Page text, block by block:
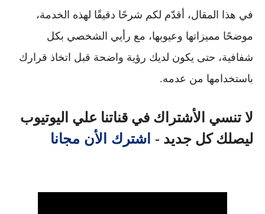
في هذا المقال، أقدّم لكم شرحًا دقيقًا لهذه الخدمة،
موضحًا مميزاتها وعيوبها، مع رأيي الشخصي بكل
شفافية، حتى يكون لديك رؤية واضحة قبل اتخاذ قرارك
باستخدامها من عدمه.
لا تنسي الأشتراك في قناتنا علي اليوتيوب
ليصلك كل جديد - اشترك الأن مجانا